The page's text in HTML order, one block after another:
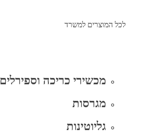
לכל המוצרים למשרד
מכשירי כריכה וספירלים
מגרסות
גליוטינות